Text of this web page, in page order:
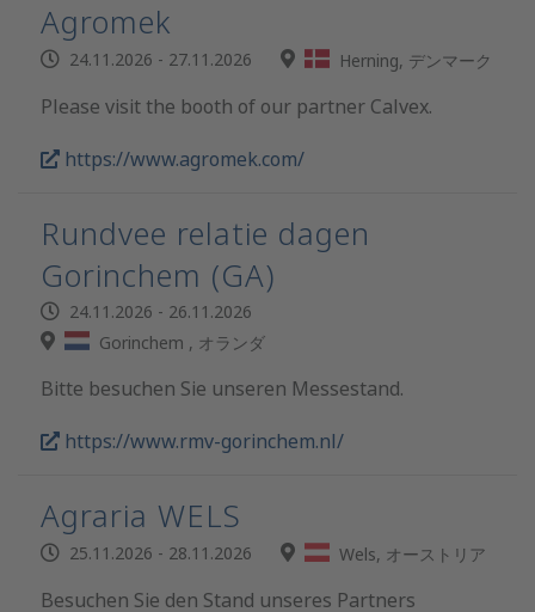
Agromek
24.11.2026 - 27.11.2026 Herning, デンマーク
Please visit the booth of our partner Calvex.
https://www.agromek.com/
Rundvee relatie dagen
Gorinchem (GA)
24.11.2026 - 26.11.2026
Gorinchem , オランダ
Bitte besuchen Sie unseren Messestand.
https://www.rmv-gorinchem.nl/
Agraria WELS
25.11.2026 - 28.11.2026 Wels, オーストリア
Besuchen Sie den Stand unseres Partners